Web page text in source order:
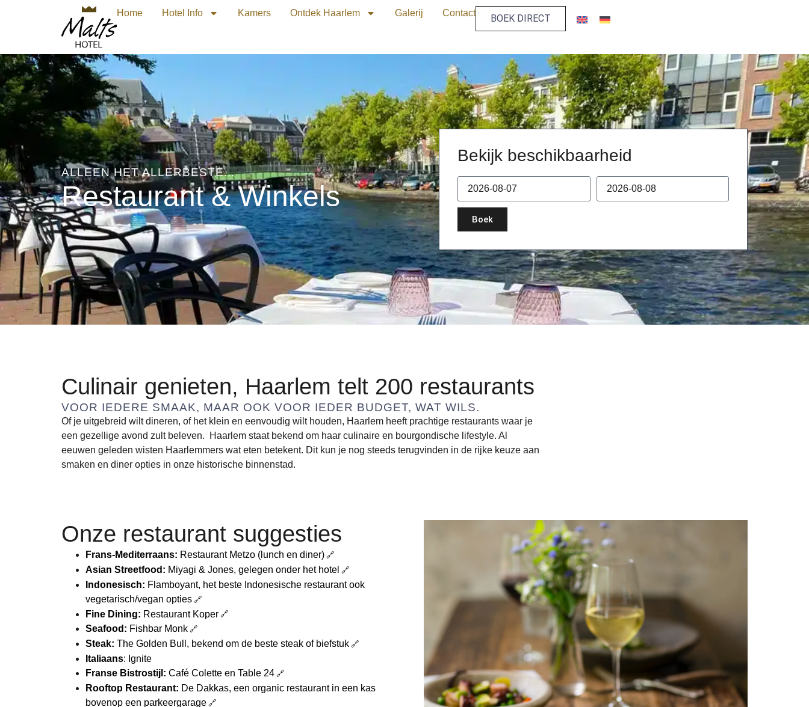
Home Hotel Info Kamers Ontdek Haarlem Galerij Contact BOEK DIRECT
Restaurant & Winkels
ALLEEN HET ALLERBESTE...
Bekijk beschikbaarheid
Boek
Culinair genieten, Haarlem telt 200 restaurants
VOOR IEDERE SMAAK, MAAR OOK VOOR IEDER BUDGET, WAT WILS.
Of je uitgebreid wilt dineren, of het klein en eenvoudig wilt houden, Haarlem heeft prachtige restaurants waar je
een gezellige avond zult beleven. Haarlem staat bekend om haar culinaire en bourgondische lifestyle. Al
eeuwen geleden wisten Haarlemmers wat eten betekent. Dit kun je nog steeds terugvinden in de rijke keuze aan
smaken en diner opties in onze historische binnenstad.
Onze restaurant suggesties
Frans-Mediterraans: Restaurant Metzo (lunch en diner)
Asian Streetfood: Miyagi & Jones, gelegen onder het hotel
Indonesisch: Flamboyant, het beste Indonesische restaurant ook
vegetarisch/vegan opties
Fine Dining: Restaurant Koper
Seafood: Fishbar Monk
Steak: The Golden Bull, bekend om de beste steak of biefstuk
Italiaans: Ignite
Franse Bistrostijl: Café Colette en Table 24
Rooftop Restaurant: De Dakkas, een organic restaurant in een kas
bovenop een parkeergarage